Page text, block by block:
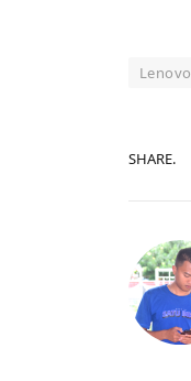
Lenovo
SHARE.